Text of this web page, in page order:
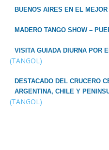
BUENOS AIRES EN EL
MADERO TANGO SHOW –
VISITA GUIADA DIURNA POR
(TANGOL)
DESTACADO DEL CRUCERO
ARGENTINA, CHILE Y
(TANGOL)